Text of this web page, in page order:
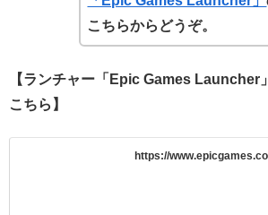
こちらからどうぞ。
【ランチャー「Epic Games Launcher
こちら】
https://